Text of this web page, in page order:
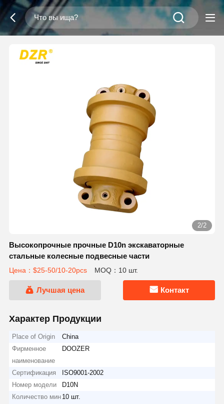
2/2
Высокопрочные прочные D10n экскаваторные
стальные колесные подвесные части
Цена：$25-50/10-20pcs MOQ：10 шт.
Лучшая цена Контакт
Характер Продукции
Place of Origin
China
Фирменное
наименование
DOOZER
Сертификация
ISO9001-2002
Номер модели
D10N
Количество мин 10 шт.